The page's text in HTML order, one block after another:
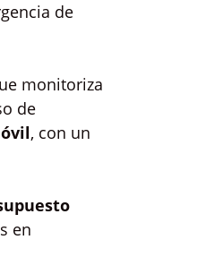
de
monitoriza
de
, con un
en